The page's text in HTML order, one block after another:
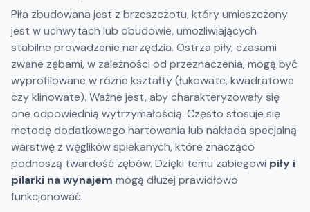
Piła zbudowana jest z brzeszczotu, który umieszczony
jest w uchwytach lub obudowie, umożliwiających
stabilne prowadzenie narzędzia. Ostrza piły, czasami
zwane zębami, w zależności od przeznaczenia, mogą być
wyprofilowane w różne kształty (łukowate, kwadratowe
czy klinowate). Ważne jest, aby charakteryzowały się
one odpowiednią wytrzymałością. Często stosuje się
metodę dodatkowego hartowania lub nakłada specjalną
warstwę z węglików spiekanych, które znacząco
podnoszą twardość zębów. Dzięki temu zabiegowi piły i
pilarki na wynajem mogą dłużej prawidłowo
funkcjonować.